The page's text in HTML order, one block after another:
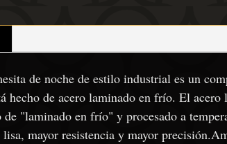
de noche de estilo industrial es un
hecho de acero laminado en frío. El
"laminado en frío" y procesado a
lisa, mayor resistencia y mayor